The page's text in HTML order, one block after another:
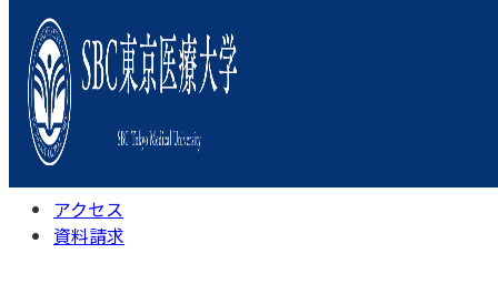
本学について
学びの特色
学部・学科
キャンパスライフ
入試情報
受験相談会
アクセス
資料請求